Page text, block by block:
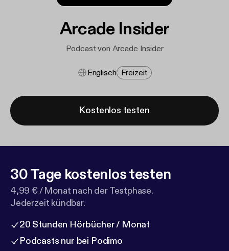
Arcade Insider
Podcast von Arcade Insider
Englisch Freizeit
Kostenlos testen
30 Tage kostenlos testen
4,99 € / Monat nach der Testphase.
Jederzeit kündbar.
20 Stunden Hörbücher / Monat
Podcasts nur bei Podimo